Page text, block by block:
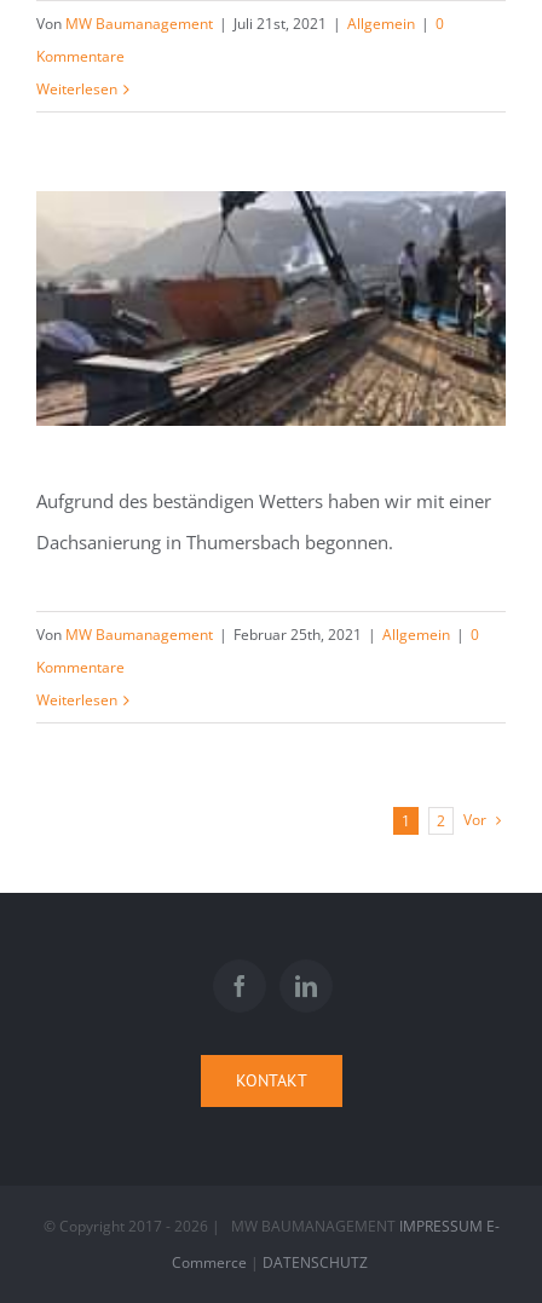
Von MW Baumanagement | Juli 21st, 2021 | Allgemein | 0
Kommentare
Weiterlesen
Aufgrund des beständigen Wetters haben wir mit einer
Dachsanierung in Thumersbach begonnen.
Von MW Baumanagement | Februar 25th, 2021 | Allgemein | 0
Kommentare
Weiterlesen
1 2 Vor
KONTAKT
© Copyright 2017 - 2026 | MW BAUMANAGEMENT IMPRESSUM E-
Commerce | DATENSCHUTZ